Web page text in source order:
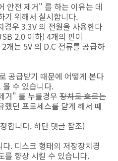
안전 제거" 를 하는 이유는 데
기 위해서 실시합니다.
우 3.3V 의 전원을 사용한다
2.0 이하) 4개의 핀이
개는 5V 의 D.C 전류를 공급하
공급받기 때문에 어떻게 본다
수 있습니다.
거" 를 누를경우 장치로 흐르는
했던 프로세스를 닫게 해서 때
합니다. 하단 댓글 참조)
. 디스크 형태의 저장장치경
를 향상 시킬 수 있습니다.